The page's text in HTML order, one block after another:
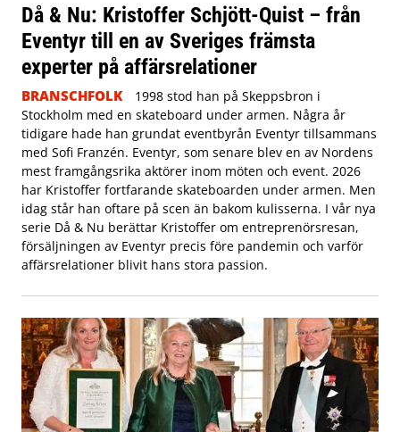
Då & Nu: Kristoffer Schjött-Quist – från
Eventyr till en av Sveriges främsta
experter på affärsrelationer
BRANSCHFOLK
1998 stod han på Skeppsbron i
Stockholm med en skateboard under armen. Några år
tidigare hade han grundat eventbyrån Eventyr tillsammans
med Sofi Franzén. Eventyr, som senare blev en av Nordens
mest framgångsrika aktörer inom möten och event. 2026
har Kristoffer fortfarande skateboarden under armen. Men
idag står han oftare på scen än bakom kulisserna. I vår nya
serie Då & Nu berättar Kristoffer om entreprenörsresan,
försäljningen av Eventyr precis före pandemin och varför
affärsrelationer blivit hans stora passion.